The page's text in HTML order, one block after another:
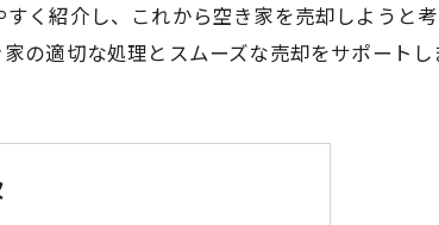
く紹介し、これから空き家を売却しようと
の適切な処理とスムーズな売却をサポートし